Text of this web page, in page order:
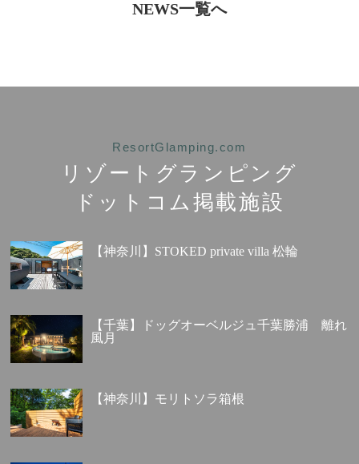
NEWS一覧へ
ResortGlamping.com
リゾートグランピング
ドットコム掲載施設
【神奈川】STOKED private villa 松輪
【千葉】ドッグオーベルジュ千葉勝浦 離れ
風月
【神奈川】モリトソラ箱根